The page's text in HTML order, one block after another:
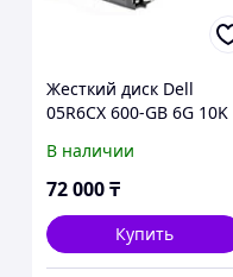
Жесткий диск Dell
05R6CX 600-GB 6G 10K
В наличии
72 000₸
Купить